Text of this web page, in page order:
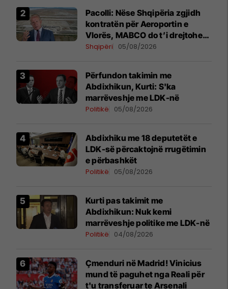
Pacolli: Nëse Shqipëria zgjidh
kontratën për Aeroportin e
Vlorës, MABCO do t’i drejtohet
arbitrazhit ndërkombëtar
Shqipëri 05/08/2026
Përfundon takimin me
Abdixhikun, Kurti: S'ka
marrëveshje me LDK-në
Politikë 05/08/2026
Abdixhiku me 18 deputetët e
LDK-së përcaktojnë rrugëtimin
e përbashkët
Politikë 05/08/2026
Kurti pas takimit me
Abdixhikun: Nuk kemi
marrëveshje politike me LDK-në
Politikë 04/08/2026
Çmenduri në Madrid! Vinicius
mund të paguhet nga Reali për
t'u transferuar te Arsenali